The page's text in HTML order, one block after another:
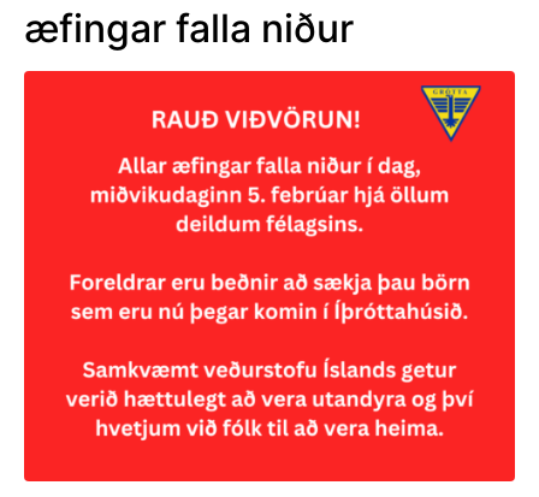
Allar æfingar falla niður í dag, miðvikudaginn 5.
febrúar hjá öllum deildum félagsins.
Foreldrar eru beðnir að sækja þau börn sem eru nú
þegar komin í Íþróttahúsið.
Samkvæmt veðurstofu Íslands getur verið
hættulegt að vera utandyra og því hvetjum við fólk
1 2 3 ... 7 Næsta síða
Helstu upplýsingar
frá kl. 11:30 – 14:30.